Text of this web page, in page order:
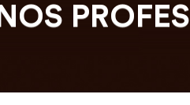
NOS